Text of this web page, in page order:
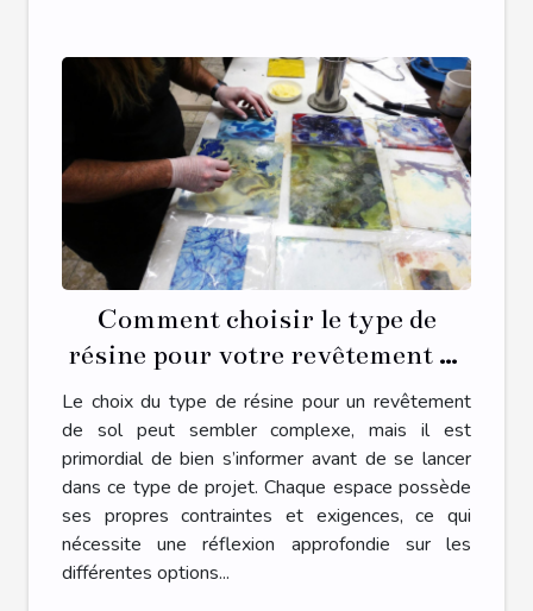
Comment choisir le type de
résine pour votre revêtement de
sol ?
Le choix du type de résine pour un revêtement
de sol peut sembler complexe, mais il est
primordial de bien s’informer avant de se lancer
dans ce type de projet. Chaque espace possède
ses propres contraintes et exigences, ce qui
nécessite une réflexion approfondie sur les
différentes options...